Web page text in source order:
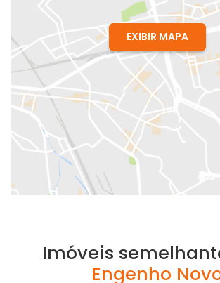
EXIBIR MAPA
Imóveis
Engenho